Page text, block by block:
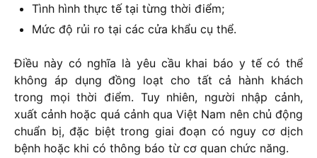
Tình hình thực tế tại từng thời điểm;
Mức độ rủi ro tại các cửa khẩu cụ thể.
Điều này có nghĩa là yêu cầu khai báo y tế có thể
không áp dụng đồng loạt cho tất cả hành khách
trong mọi thời điểm. Tuy nhiên, người nhập cảnh,
xuất cảnh hoặc quá cảnh qua Việt Nam nên chủ động
chuẩn bị, đặc biệt trong giai đoạn có nguy cơ dịch
bệnh hoặc khi có thông báo từ cơ quan chức năng.